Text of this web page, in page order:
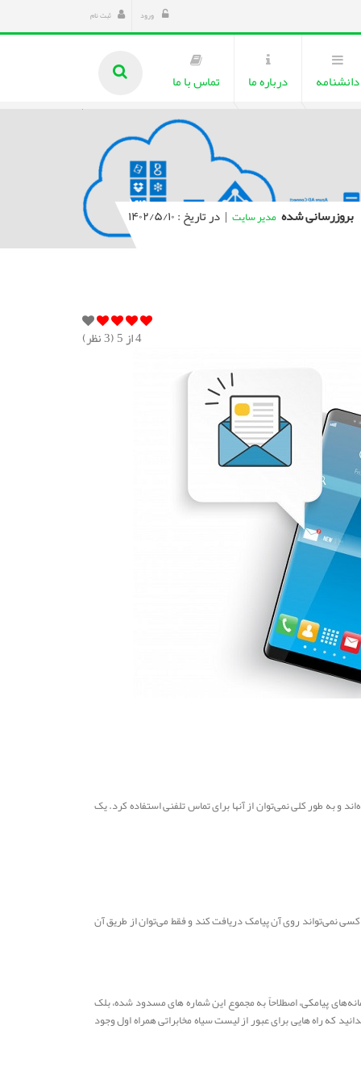
ورود ثبت نام
دانشنامه درباره ما تماس با ما
بروزرسانی شده مدیر سایت | در تاریخ : ۱۴۰۲/۵/۱۰
4از 5 ( 3نظر)
پیامک انبوه ساخته شده‌اند و به طور کلی نمی‌توان از آنها برای تماس تلفنی استفاده کرد. یک
نمی‌تواند روی آن پیامک دریافت کند و فقط می‌توان از طریق آن
پیامکی، اصطلاحاً به مجموع این شماره های مسدود شده، بلک
که راه هایی برای عبور از لیست سیاه مخابراتی همراه اول وجود